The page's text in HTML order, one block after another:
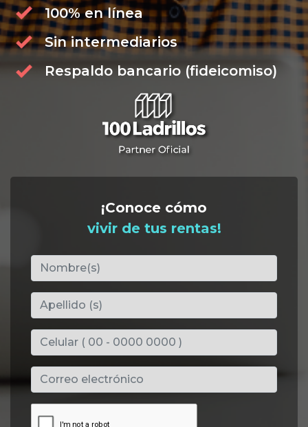
100% en línea
Sin intermediarios
Respaldo bancario (fideicomiso)
¡Conoce cómo
vivir de tus rentas!